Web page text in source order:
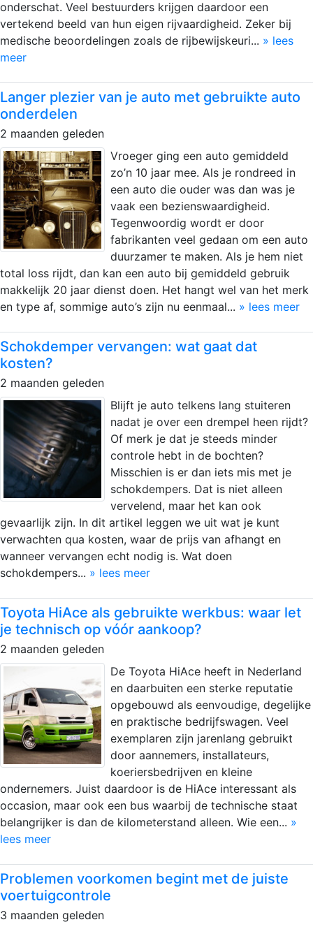
onderschat. Veel bestuurders krijgen daardoor een
vertekend beeld van hun eigen rijvaardigheid. Zeker bij
medische beoordelingen zoals de rijbewijskeuri... » lees
meer
Langer plezier van je auto met gebruikte auto
onderdelen
2 maanden geleden
Vroeger ging een auto gemiddeld
zo’n 10 jaar mee. Als je rondreed in
een auto die ouder was dan was je
vaak een bezienswaardigheid.
Tegenwoordig wordt er door
fabrikanten veel gedaan om een auto
duurzamer te maken. Als je hem niet
total loss rijdt, dan kan een auto bij gemiddeld gebruik
makkelijk 20 jaar dienst doen. Het hangt wel van het merk
en type af, sommige auto’s zijn nu eenmaal... » lees meer
Schokdemper vervangen: wat gaat dat
kosten?
2 maanden geleden
Blijft je auto telkens lang stuiteren
nadat je over een drempel heen rijdt?
Of merk je dat je steeds minder
controle hebt in de bochten?
Misschien is er dan iets mis met je
schokdempers. Dat is niet alleen
vervelend, maar het kan ook
gevaarlijk zijn. In dit artikel leggen we uit wat je kunt
verwachten qua kosten, waar de prijs van afhangt en
wanneer vervangen echt nodig is. Wat doen
schokdempers... » lees meer
Toyota HiAce als gebruikte werkbus: waar let
je technisch op vóór aankoop?
2 maanden geleden
De Toyota HiAce heeft in Nederland
en daarbuiten een sterke reputatie
opgebouwd als eenvoudige, degelijke
en praktische bedrijfswagen. Veel
exemplaren zijn jarenlang gebruikt
door aannemers, installateurs,
koeriersbedrijven en kleine
ondernemers. Juist daardoor is de HiAce interessant als
occasion, maar ook een bus waarbij de technische staat
belangrijker is dan de kilometerstand alleen. Wie een... »
lees meer
Problemen voorkomen begint met de juiste
voertuigcontrole
3 maanden geleden